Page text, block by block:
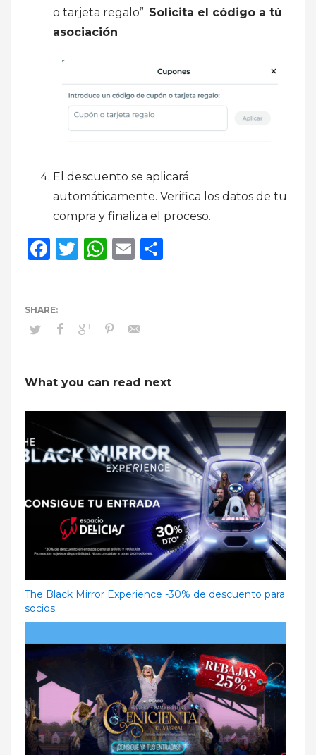
o tarjeta regalo”. Solicita el código a tú
asociación
El descuento se aplicará
automáticamente. Verifica los datos de tu
compra y finaliza el proceso.
Facebook
Twitter
WhatsApp
Email
What you can read next
The Black Mirror Experience -30% de descuento para
socios